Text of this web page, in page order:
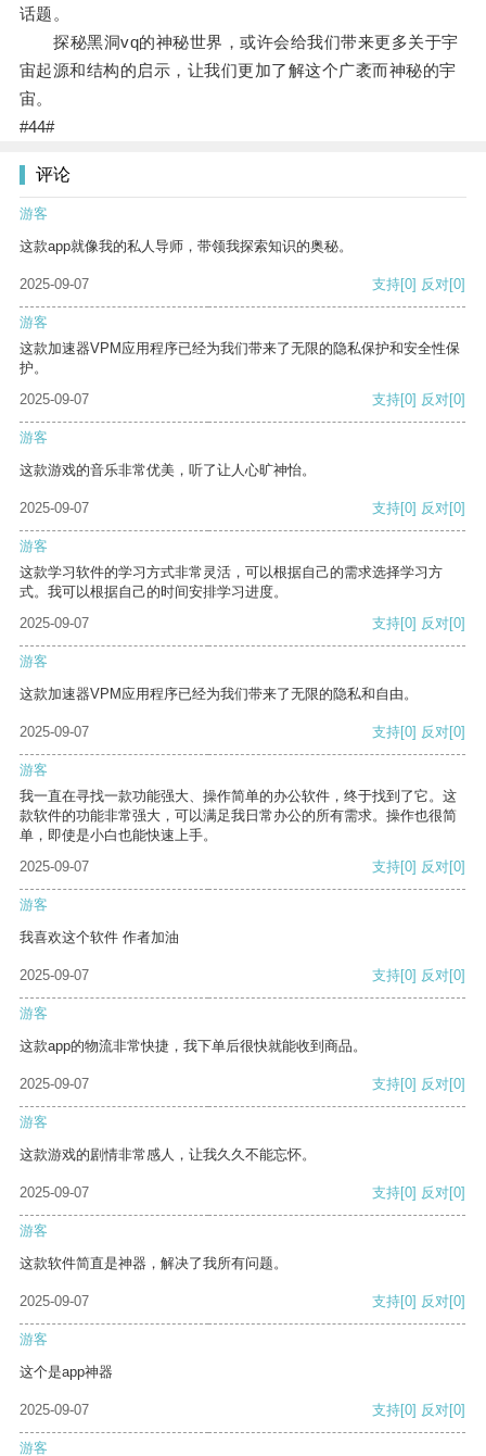
话题。
探秘黑洞vq的神秘世界，或许会给我们带来更多关于宇
宙起源和结构的启示，让我们更加了解这个广袤而神秘的宇
宙。
#44#
评论
游客
这款app就像我的私人导师，带领我探索知识的奥秘。
2025-09-07 支持[0] 反对[0]
游客
这款加速器VPM应用程序已经为我们带来了无限的隐私保护和安全性保
护。
2025-09-07
支持[0] 反对[0]
游客
这款游戏的音乐非常优美，听了让人心旷神怡。
2025-09-07 支持[0] 反对[0]
游客
这款学习软件的学习方式非常灵活，可以根据自己的需求选择学习方
式。我可以根据自己的时间安排学习进度。
2025-09-07
支持[0] 反对[0]
游客
这款加速器VPM应用程序已经为我们带来了无限的隐私和自由。
2025-09-07 支持[0] 反对[0]
游客
我一直在寻找一款功能强大、操作简单的办公软件，终于找到了它。这
款软件的功能非常强大，可以满足我日常办公的所有需求。操作也很简
单，即使是小白也能快速上手。
2025-09-07
支持[0] 反对[0]
游客
我喜欢这个软件 作者加油
2025-09-07 支持[0] 反对[0]
游客
这款app的物流非常快捷，我下单后很快就能收到商品。
2025-09-07 支持[0] 反对[0]
游客
这款游戏的剧情非常感人，让我久久不能忘怀。
2025-09-07 支持[0] 反对[0]
游客
这款软件简直是神器，解决了我所有问题。
2025-09-07 支持[0] 反对[0]
游客
这个是app神器
2025-09-07 支持[0] 反对[0]
游客